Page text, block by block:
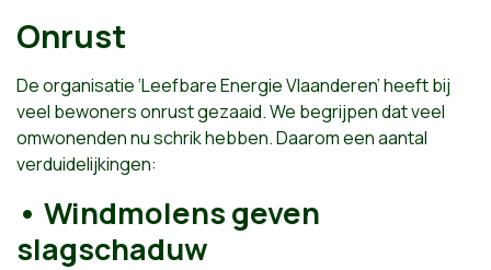
Onrust
De organisatie ‘Leefbare Energie Vlaanderen’ heeft bij
veel bewoners onrust gezaaid. We begrijpen dat veel
omwonenden nu schrik hebben. Daarom een aantal
verduidelijkingen:
• Windmolens geven
slagschaduw